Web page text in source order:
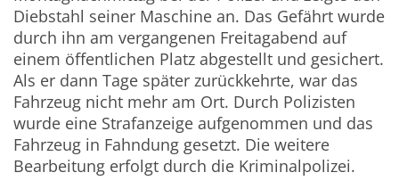
Diebstahl seiner Maschine an. Das Gefährt wurde
durch ihn am vergangenen Freitagabend auf
einem öffentlichen Platz abgestellt und gesichert.
Als er dann Tage später zurückkehrte, war das
Fahrzeug nicht mehr am Ort. Durch Polizisten
wurde eine Strafanzeige aufgenommen und das
Fahrzeug in Fahndung gesetzt. Die weitere
Bearbeitung erfolgt durch die Kriminalpolizei.